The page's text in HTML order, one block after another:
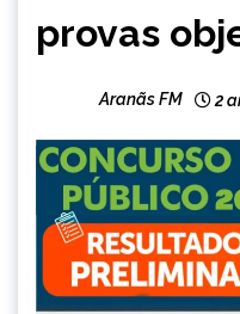
provas
Aranãs FM 2